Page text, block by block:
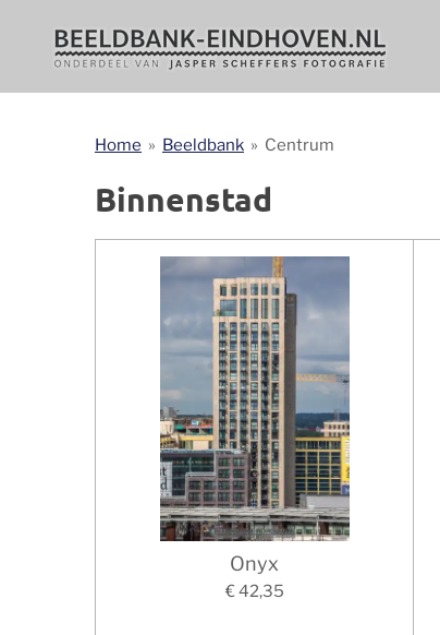
hoofdinhoudHome » Beeldbank » Centrum
Binnenstad
Onyx
€ 42,35